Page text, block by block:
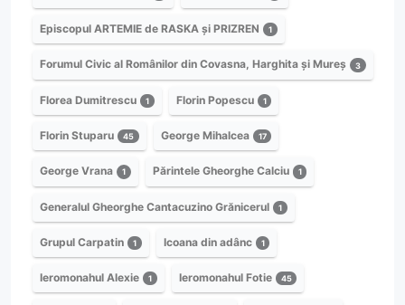
Episcopul ARTEMIE de RASKA și PRIZREN 1
Forumul Civic al Românilor din Covasna, Harghita și Mureș 3
Florea Dumitrescu 1 Florin Popescu 1
Florin Stuparu 45 George Mihalcea 17
George Vrana 1 Părintele Gheorghe Calciu 1
Generalul Gheorghe Cantacuzino Grănicerul 1
Grupul Carpatin 1 Icoana din adânc 1
Ieromonahul Alexie 1 Ieromonahul Fotie 45